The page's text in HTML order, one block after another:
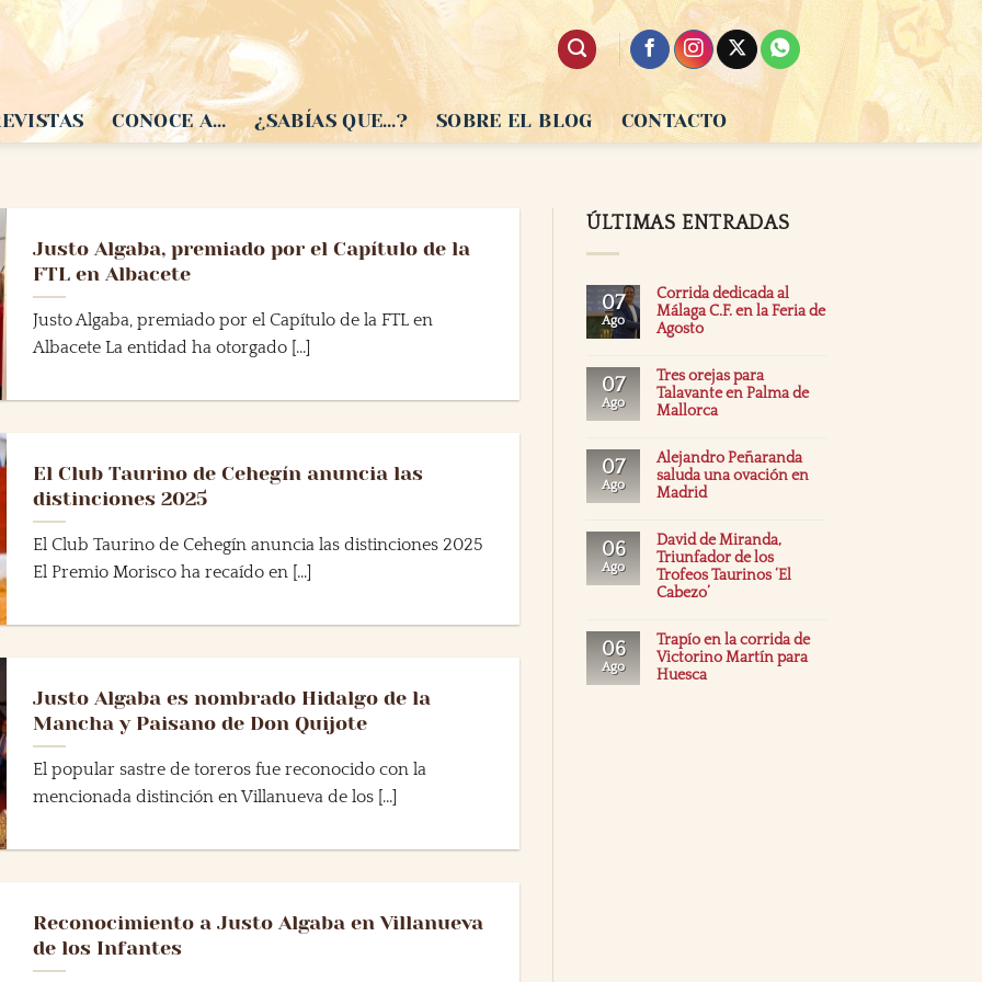
CONOCE A… ¿SABÍAS QUE…? SOBRE EL BLOG CONTACTO
Justo Algaba, premiado por el Capítulo de la
FTL en Albacete
Justo Algaba, premiado por el Capítulo de la FTL en
Albacete La entidad ha otorgado [...]
El Club Taurino de Cehegín anuncia las
distinciones 2025
El Club Taurino de Cehegín anuncia las distinciones 2025
El Premio Morisco ha recaído en [...]
Justo Algaba es nombrado Hidalgo de la
Mancha y Paisano de Don Quijote
El popular sastre de toreros fue reconocido con la
mencionada distinción en Villanueva de los [...]
Reconocimiento a Justo Algaba en Villanueva
de los Infantes
ÚLTIMAS ENTRADAS
07
Ago
Corrida dedicada al
Málaga C.F. en la Feria de
Agosto
07
Ago
Tres orejas para
Talavante en Palma de
Mallorca
07
Ago
Alejandro Peñaranda
saluda una ovación en
Madrid
06
Ago
David de Miranda,
Triunfador de los
Trofeos Taurinos ‘El
Cabezo’
06
Ago
Trapío en la corrida de
Victorino Martín para
Huesca